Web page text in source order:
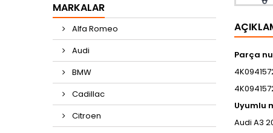
MARKALAR
Alfa Romeo
Audi
BMW
Cadillac
Citroen
Parça
Uyumlu
Audi A3